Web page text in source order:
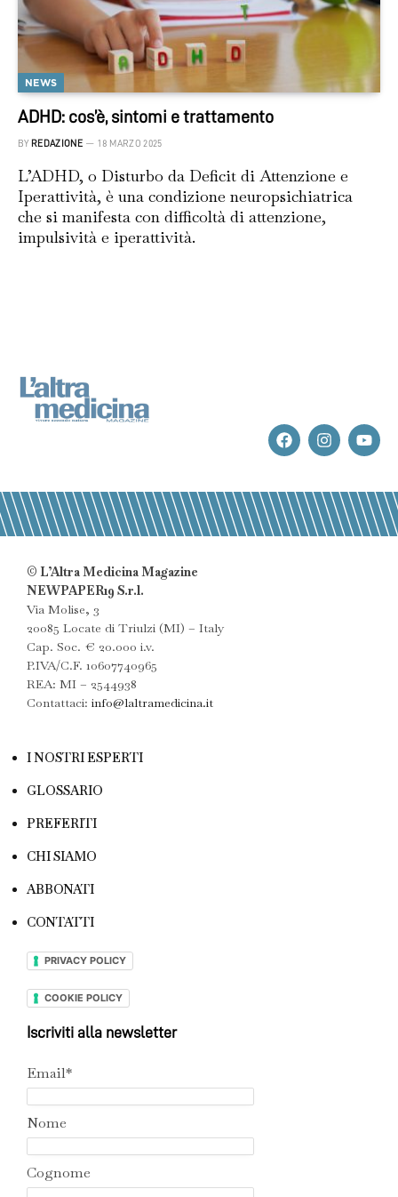
NEWS
ADHD: cos’è, sintomi e trattamento
BY REDAZIONE 18 MARZO 2025
L’ADHD, o Disturbo da Deficit di Attenzione e
Iperattività, è una condizione neuropsichiatrica
che si manifesta con difficoltà di attenzione,
impulsività e iperattività.
© L’Altra Medicina Magazine
NEWPAPER19 S.r.l.
Via Molise, 3
20085 Locate di Triulzi (MI) – Italy
Cap. Soc. € 20.000 i.v.
P.IVA/C.F. 10607740965
REA: MI – 2544938
Contattaci: info@laltramedicina.it
I NOSTRI ESPERTI
GLOSSARIO
PREFERITI
CHI SIAMO
ABBONATI
CONTATTI
PRIVACY POLICY
COOKIE POLICY
Iscriviti alla newsletter
Email*
Nome
Cognome